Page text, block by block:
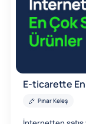
E-ticarette
Pınar Keleş